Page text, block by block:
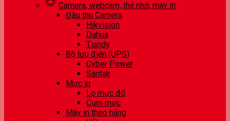
Camera, webcam, thẻ nhớ, máy in
Đầu thu Camera
Hikvision
Dahua
Tiandy
Bộ lưu điện (UPS)
Cyber Power
Santak
Mực in
Lọ mực đổ
Cụm mực
Máy in theo hãng